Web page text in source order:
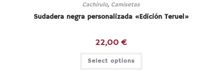
Cachirulo, Camisetas
Sudadera negra personalizada «Edición Teruel»
22,00 €
Select options